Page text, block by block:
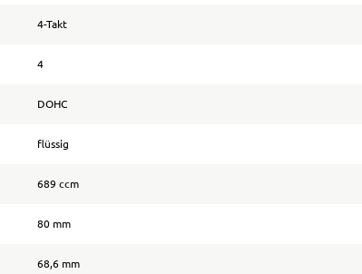
4-Takt
4
DOHC
flüssig
689 ccm
80 mm
68,6 mm